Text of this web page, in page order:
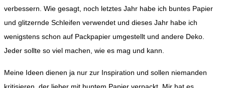
verbessern. Wie gesagt, noch letztes Jahr habe ich buntes Papier
und glitzernde Schleifen verwendet und dieses Jahr habe ich
wenigstens schon auf Packpapier umgestellt und andere Deko.
Jeder sollte so viel machen, wie es mag und kann.
Meine Ideen dienen ja nur zur Inspiration und sollen niemanden